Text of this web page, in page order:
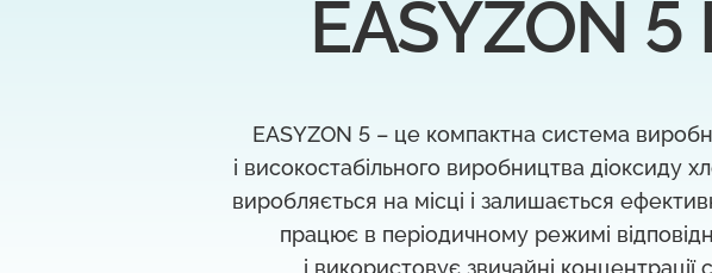
EASYZON
EASYZON 5 – це компактна система
і високостабільного виробництва діоксиду
виробляється на місці і залишається
працює в періодичному режимі
і використовує звичайні концентрації